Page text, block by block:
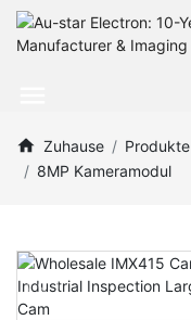
Zuhause Produkte
8MP Kameramodul